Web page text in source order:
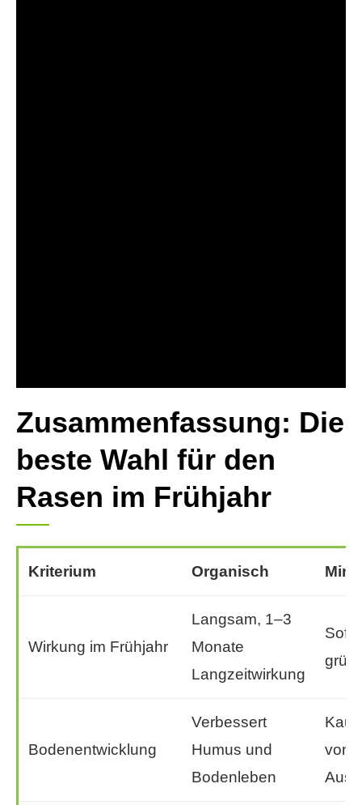
Zusammenfassung: Die
beste Wahl für den
Rasen im Frühjahr
Kriterium Organisch
Wirkung im Frühjahr
Langsam, 1–3
Monate
Langzeitwirkung
grün
Bodenentwicklung
Verbessert
Humus und
Bodenleben
von